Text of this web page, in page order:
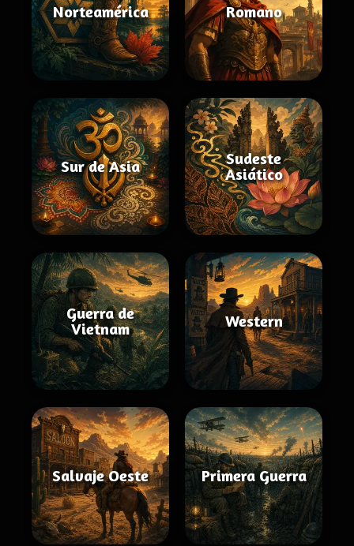
Norteamérica Romano
Sur de Asia
Sudeste
Asiático
Guerra de
Vietnam
Western
Salvaje Oeste Primera Guerra